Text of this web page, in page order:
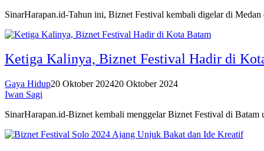
SinarHarapan.id-Tahun ini, Biznet Festival kembali digelar di
Ketiga Kalinya, Biznet Festival Hadir di
Gaya Hidup20 Oktober 202420 Oktober 2024
Iwan Sagi
SinarHarapan.id-Biznet kembali menggelar Biznet Festival di